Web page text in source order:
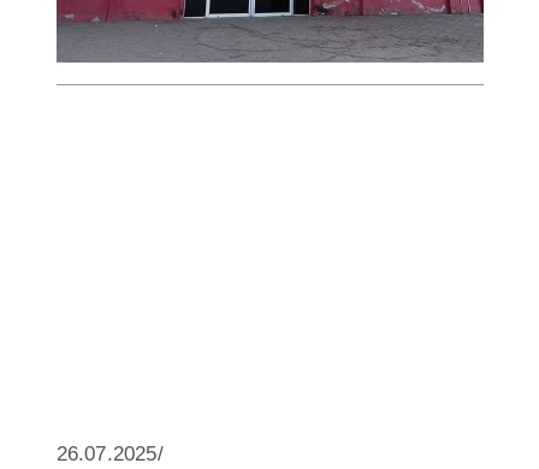
26.07.2025/